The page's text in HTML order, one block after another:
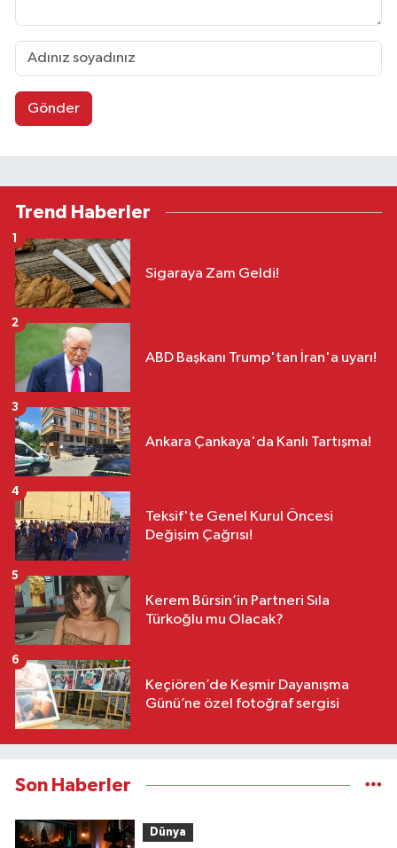
Gönder
Trend Haberler
Sigaraya Zam Geldi!
1
ABD Başkanı Trump'tan İran'a uyarı!
2
Ankara Çankaya'da Kanlı Tartışma!
3
Teksif'te Genel Kurul Öncesi
Değişim Çağrısı!
4
Kerem Bürsin’in Partneri Sıla
Türkoğlu mu Olacak?
5
Keçiören’de Keşmir Dayanışma
Günü’ne özel fotoğraf sergisi
6
Son Haberler
Dünya